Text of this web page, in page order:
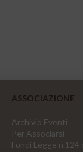
ASSOCIAZIONE
Archivio Eventi
Per Associarsi
Fondi Legge